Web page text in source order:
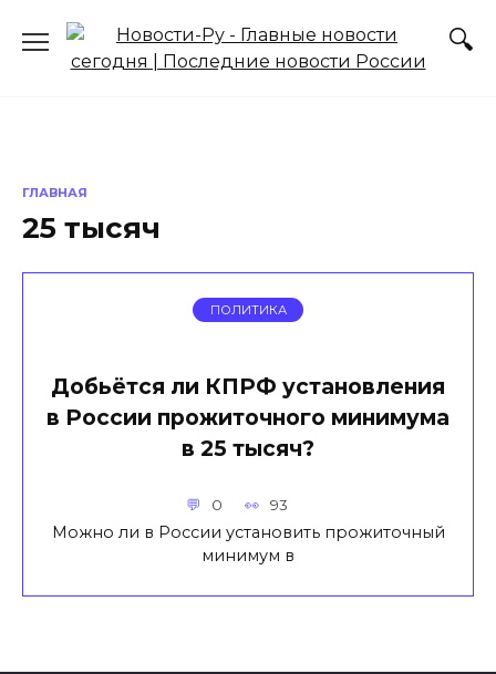
содержанию
ГЛАВНАЯ
25 тысяч
ПОЛИТИКА
Добьётся ли КПРФ установления
в России прожиточного минимума
в 25 тысяч?
0 93
Можно ли в России установить прожиточный
минимум в